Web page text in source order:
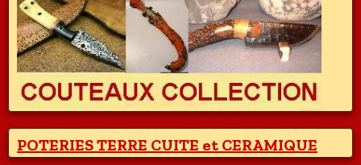
POTERIES TERRE CUITE et CERAMIQUE